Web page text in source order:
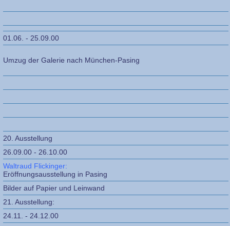
01.06. - 25.09.00
Umzug der Galerie nach München-Pasing
20. Ausstellung
26.09.00 - 26.10.00
Waltraud Flickinger:
Eröffnungsausstellung in Pasing
Bilder auf Papier und Leinwand
21. Ausstellung:
24.11. - 24.12.00